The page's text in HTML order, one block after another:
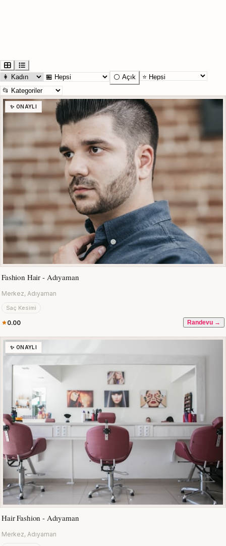
⚪ Açık
✨ ONAYLI
Fashion Hair - Adıyaman
Merkez, Adıyaman
Saç Kesimi
0.00 Randevu →
✨ ONAYLI
Hair Fashion - Adıyaman
Merkez, Adıyaman